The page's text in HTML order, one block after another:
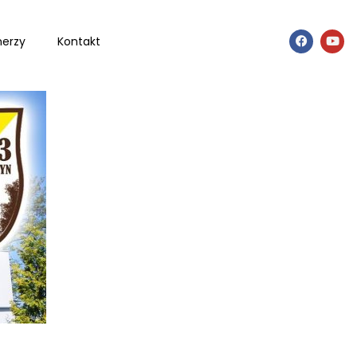
Kontakt